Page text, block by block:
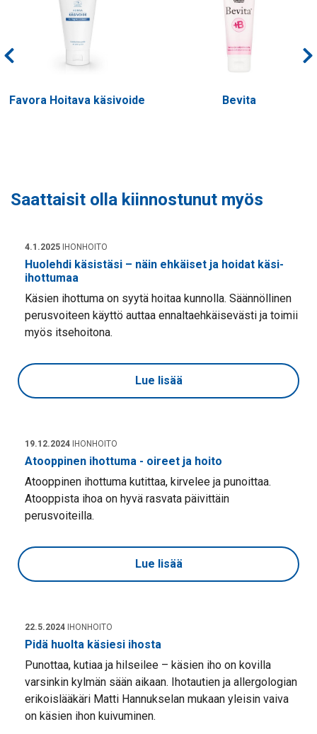
Favora Hoitava käsivoide Bevita
Saattaisit olla kiinnostunut myös
4.1.2025 IHONHOITO
Huolehdi käsistäsi – näin ehkäiset ja hoidat käsi-
ihottumaa
Käsien ihottuma on syytä hoitaa kunnolla. Säännöllinen
perusvoiteen käyttö auttaa ennaltaehkäisevästi ja toimii
myös itsehoitona.
Lue lisää
19.12.2024 IHONHOITO
Atooppinen ihottuma - oireet ja hoito
Atooppinen ihottuma kutittaa, kirvelee ja punoittaa.
Atooppista ihoa on hyvä rasvata päivittäin
perusvoiteilla.
Lue lisää
22.5.2024 IHONHOITO
Pidä huolta käsiesi ihosta
Punottaa, kutiaa ja hilseilee – käsien iho on kovilla
varsinkin kylmän sään aikaan. Ihotautien ja allergologian
erikoislääkäri Matti Hannukselan mukaan yleisin vaiva
on käsien ihon kuivuminen.